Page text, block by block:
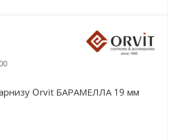
Orvit БАРАМЕЛЛА 19 мм